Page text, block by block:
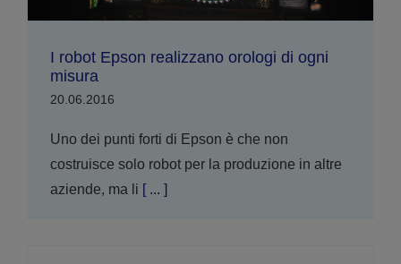
I robot Epson realizzano orologi di ogni
misura
20.06.2016
Uno dei punti forti di Epson è che non
costruisce solo robot per la produzione in altre
aziende, ma li [ ... ]